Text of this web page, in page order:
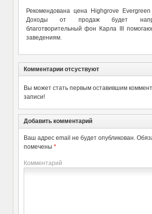
Рекомендована цена Highgrove Evergreen
Доходы от продаж будет
благотворительный фон Карла III
заведениям.
Комментарии отсуствуют
Вы может стать первым оставившим
записи!
Добавить комментарий
Ваш адрес email не будет опубликован.
помечены *
Комментарий